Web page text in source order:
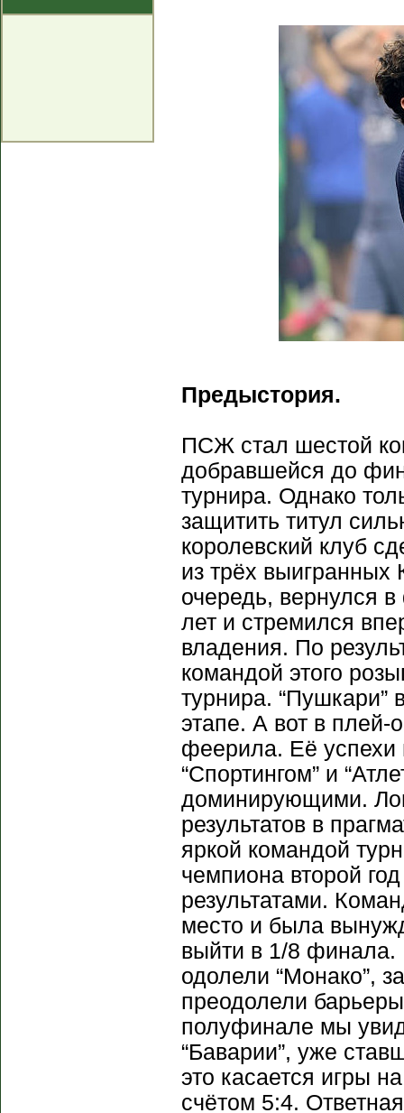
Предыстория.
ПСЖ стал шестой
добравшейся до
турнира. Однако
защитить титул
королевский клуб
из трёх выигранных
очередь, вернулся
лет и стремился
владения. По
командой этого
турнира. “Пушкари”
этапе. А вот в
феерила. Её успехи
“Спортингом” и
доминирующими.
результатов в
яркой командой
чемпиона второй
результатами.
место и была
выйти в 1/8 финала.
одолели “Монако”,
преодолели
полуфинале мы
“Баварии”, уже
это касается игры
счётом 5:4.